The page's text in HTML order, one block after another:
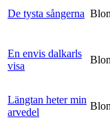
De tysta sångerna
En envis dalkarls
visa
Längtan heter min
arvedel